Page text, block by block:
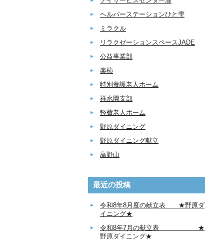
ヘルパーステーションひと雫
ミラクル
リラクゼーションスペースJADE
公益事業部
楽柿
特別養護老人ホーム
祥水園支部
軽費老人ホーム
野原ダイニング
野原ダイニング献立
高野山
最近の投稿
令和8年8月度の献立表 ★野原ダ
イニング★
令和8年7月の献立表 ★
野原ダイニング★